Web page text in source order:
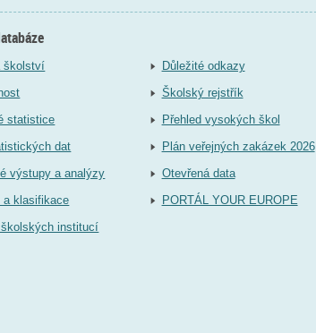
školství
statistice
dat
výstupy a analýzy
klasifikace
školských institucí
Důležité odkazy
Školský rejstřík
Přehled vysokých škol
Plán veřejných zakázek 2026
Otevřená data
PORTÁL YOUR EUROPE